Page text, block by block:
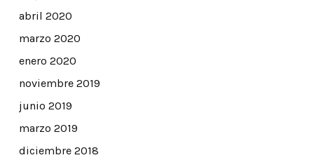
abril 2020
marzo 2020
enero 2020
noviembre 2019
junio 2019
marzo 2019
diciembre 2018